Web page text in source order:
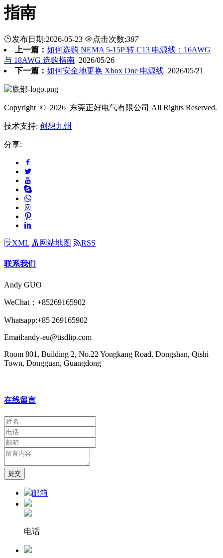
指南
发布日期:2026-05-23 点击次数:387
上一篇： 如何选购 NEMA 5-15P 转 C13 电源线：16AWG
与 18AWG 选购指南 2026/05/26
下一篇： 如何安全地更换 Xbox One 电源线 2026/05/21
Copyright © 2026 东莞正好电气有限公司 All Rights Reserved.
技术支持: 创想九州
分享:
XML 网站地图 RSS
联系我们
Andy GUO
WeChat：+85269165902
Whatsapp:+85 269165902
Email:andy-eu@tisdlip.com
Room 801, Building 2, No.22 Yongkang Road, Dongshan, Qishi
Town, Dongguan, Guangdong
在线留言
提交
邮箱
电话